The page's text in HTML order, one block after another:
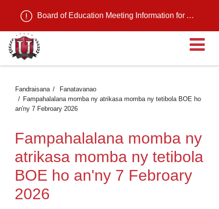
Board of Education Meeting Information for August 11, 2026
Fandraisana
Fanatavanao
Fampahalalana momba ny atrikasa momba ny tetibola BOE ho
an'ny 7 Febroary 2026
Fampahalalana momba ny
atrikasa momba ny tetibola
BOE ho an'ny 7 Febroary
2026